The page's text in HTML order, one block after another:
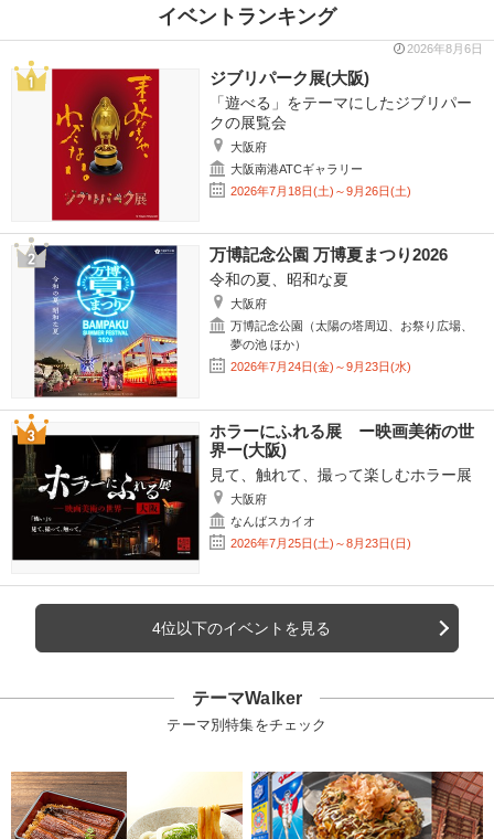
イベントランキング
2026年8月6日
ジブリパーク展(大阪)
「遊べる」をテーマにしたジブリパー
クの展覧会
大阪府
大阪南港ATCギャラリー
2026年7月18日(土)～9月26日(土)
万博記念公園 万博夏まつり2026
令和の夏、昭和な夏
大阪府
万博記念公園（太陽の塔周辺、お祭り広場、
夢の池 ほか）
2026年7月24日(金)～9月23日(水)
ホラーにふれる展 ー映画美術の世
界ー(大阪)
見て、触れて、撮って楽しむホラー展
大阪府
なんばスカイオ
2026年7月25日(土)～8月23日(日)
4位以下のイベントを見る
テーマWalker
テーマ別特集をチェック